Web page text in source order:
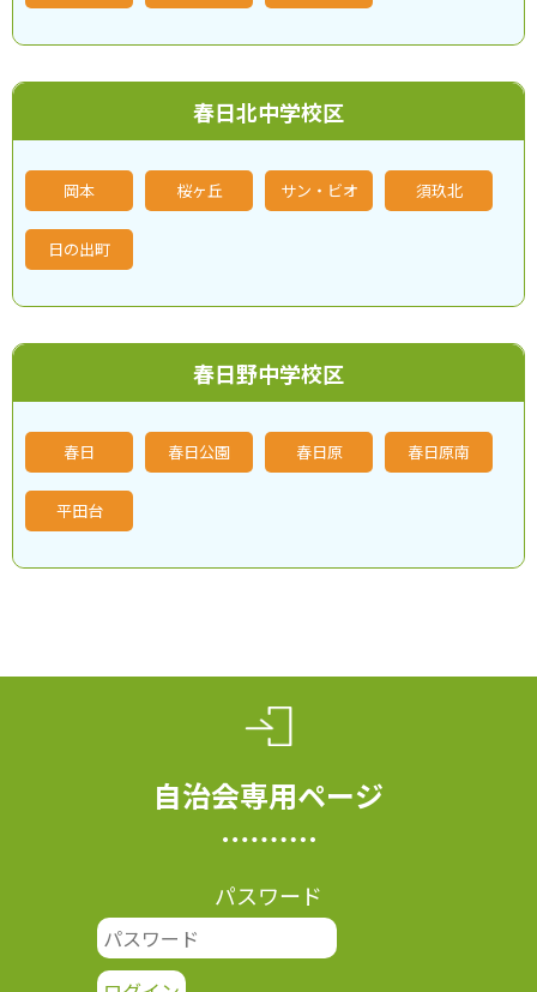
春日北中学校区
岡本 桜ヶ丘 サン・ビオ 須玖北
日の出町
春日野中学校区
春日 春日公園 春日原 春日原南
平田台
自治会専用ページ
パスワード